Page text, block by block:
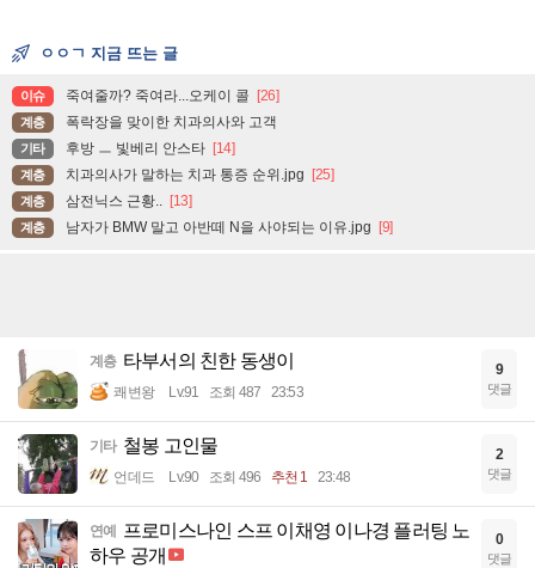
ㅇㅇㄱ 지금 뜨는 글
이슈 죽여줄까? 죽여라...오케이 콜 [26]
계층 폭락장을 맞이한 치과의사와 고객
기타 후방 ㅡ 빛베리 안스타 [14]
계층 치과의사가 말하는 치과 통증 순위.jpg [25]
계층 삼전닉스 근황.. [13]
계층 남자가 BMW 말고 아반떼 N을 사야되는 이유.jpg [9]
계층 타부서의 친한 동생이
쾌변왕 Lv.91 조회 487 23:53
9
댓글
기타 철봉 고인물
언데드 Lv.90 조회 496 추천 1 23:48
2
댓글
연예
프로미스나인 스프 이채영 이나경 플러팅 노
하우 공개
0
댓글